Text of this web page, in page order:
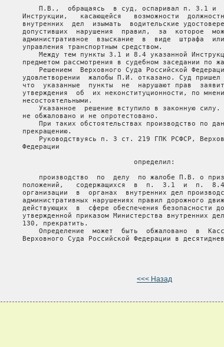
П.В.,  обращаясь  в суд, оспаривал п. 3.1 и
Инструкции,   касающейся   возможности
внутренних  дел  изымать  водительские
допустивших  нарушения  правил,  за  которое
административное  взыскание  в  виде  штрафа
   управления транспортным средством.
Между тем пункты 3.1 и 8.4 указанной
предметом рассмотрения в судебном заседании по
Решением  Верховного Суда Российской
удовлетворении  жалобы П.И. отказано. Суд пришел
что  указанные  пункты  не  нарушают прав
утверждения  об  их неконституционности, по
   несостоятельными.
Указанное  решение вступило в законную силу.
   не обжаловано и не опротестовано.
При таких обстоятельствах производство по
   прекращению.
Руководствуясь п. 3 ст. 219 ГПК РСФСР,
   Федерации
                              определил:
производство  по  делу  по жалобе П.В. о
положений,   содержащихся  в  п.  3.1  и  п.
организации  в  органах  внутренних дел
административных нарушениях правил дорожного
действующих  в  сфере обеспечения безопасности
утвержденной приказом Министерства внутренних
   130, прекратить.
Определение  может  быть  обжаловано  в
Верховного Суда Российской Федерации в
<<< Назад